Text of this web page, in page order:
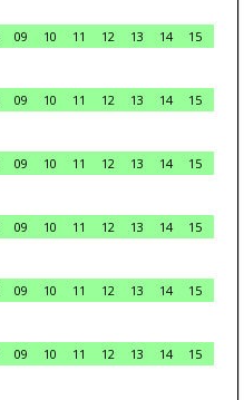
09 10 11 12 13 14
15
09 10 11 12 13 14
15
09 10 11 12 13 14
15
09 10 11 12 13 14
15
09 10 11 12 13 14
15
09 10 11 12 13 14
15